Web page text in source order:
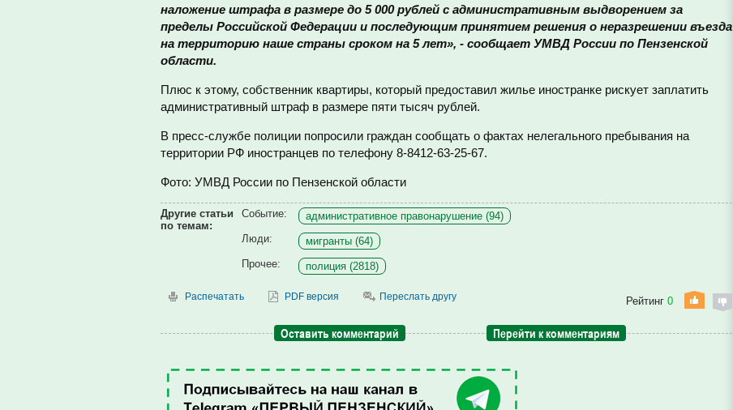
наложение штрафа в размере до 5 000 рублей с административным выдворением за
пределы Российской Федерации и последующим принятием решения о неразрешении въезда
на территорию наше страны сроком на 5 лет», - сообщает УМВД России по Пензенской
области.
Плюс к этому, собственник квартиры, который предоставил жилье иностранке рискует заплатить
административный штраф в размере пяти тысяч рублей.
В пресс-службе полиции попросили граждан сообщать о фактах нелегального пребывания на
территории РФ иностранцев по телефону 8-8412-63-25-67.
Фото: УМВД России по Пензенской области
Другие статьи
по темам:
Событие:
административное правонарушение (94)
Люди:
мигранты (64)
Прочее:
полиция (2818)
Распечатать PDF версия Переслать другу Рейтинг 0
Оставить комментарий Перейти к комментариям